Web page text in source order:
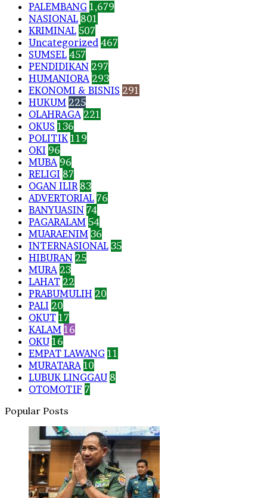
PALEMBANG 1,679
NASIONAL 801
KRIMINAL 507
Uncategorized 467
SUMSEL 457
PENDIDIKAN 297
HUMANIORA 293
EKONOMI & BISNIS 291
HUKUM 225
OLAHRAGA 221
OKUS 136
POLITIK 119
OKI 96
MUBA 96
RELIGI 87
OGAN ILIR 83
ADVERTORIAL 76
BANYUASIN 74
PAGARALAM 54
MUARAENIM 36
INTERNASIONAL 35
HIBURAN 25
MURA 23
LAHAT 22
PRABUMULIH 20
PALI 20
OKUT 17
KALAM 16
OKU 16
EMPAT LAWANG 11
MURATARA 10
LUBUK LINGGAU 8
OTOMOTIF 7
Popular Posts